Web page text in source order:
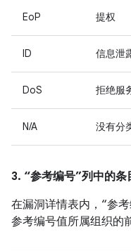
EoP 提权
ID 信息泄
DoS 拒绝服
N/A 没有分
3. “参考编号”列中的条
在漏洞详情表内，“参
参考编号值所属组织的